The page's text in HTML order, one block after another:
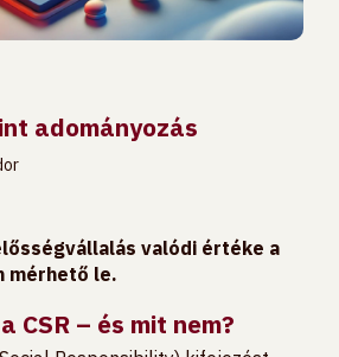
adományozás
valódi értéke a
mérhető le.
CSR – és mit nem?